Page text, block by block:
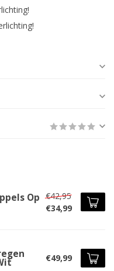
Op €42,95
€34,99
€49,99